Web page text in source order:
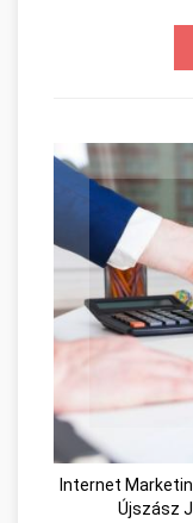
Internet
Újszász